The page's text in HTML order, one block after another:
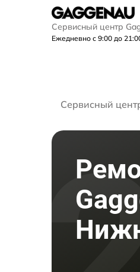
Сервисный центр
Ежедневно с 9:00 до
Сервисный